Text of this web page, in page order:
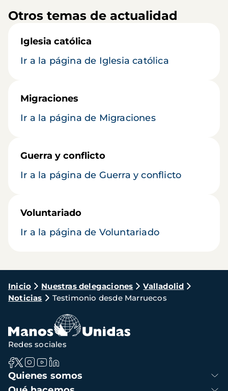
Otros temas de actualidad
Iglesia católica
Ir a la página de Iglesia católica
Migraciones
Ir a la página de Migraciones
Guerra y conflicto
Ir a la página de Guerra y conflicto
Voluntariado
Ir a la página de Voluntariado
Ruta
de
navegación
Inicio Nuestras delegaciones
Valladolid
Noticias
Testimonio desde Marruecos
Navegación
principal
Quienes somos
Redes sociales